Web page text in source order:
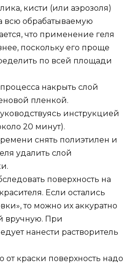
кисти (или аэрозоля)
всю обрабатываемую
что применение геля
поскольку его проще
по всей площади
накрыть слой
пленкой.
инструкцией
20 минут).
снять полиэтилен и
удалить слой
поверхность на
Если остались
то можно их аккуратно
вручную. При
нанести растворитель
краски поверхность надо